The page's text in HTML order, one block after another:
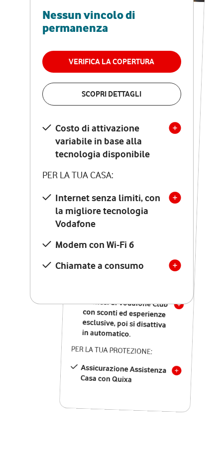
Nessun vincolo di
permanenza
VERIFICA LA COPERTURA
SCOPRI DETTAGLI
Costo di attivazione
variabile in base alla
tecnologia disponibile
PER LA TUA CASA:
Internet senza limiti, con
la migliore tecnologia
Vodafone
Modem con Wi-Fi 6
Chiamate a consumo
RETE FISSA + VODAFONE CLUB
29,95€
permanenza
VERIFICA LA COPERTURA
Costo di attivazione
variabile in base alla
tecnologia disponibile
PER LA TUA CASA:
Internet senza limiti, con
la migliore tecnologia
Vodafone
Modem Seven con Wi-Fi 7
Chiamate illimitate verso
numeri fissi e mobili
nazionali
12 mesi di Vodafone Club
con sconti ed esperienze
esclusive, poi si disattiva
in automatico.
PER LA TUA PROTEZIONE:
Assicurazione Assistenza
Casa con Quixa